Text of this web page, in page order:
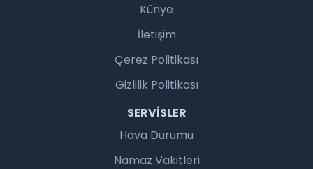
Künye
İletişim
Çerez Politikası
Gizlilik Politikası
SERVISLER
Hava Durumu
Namaz Vakitleri